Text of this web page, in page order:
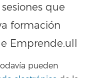
que
formación
Emprende.ull
pueden